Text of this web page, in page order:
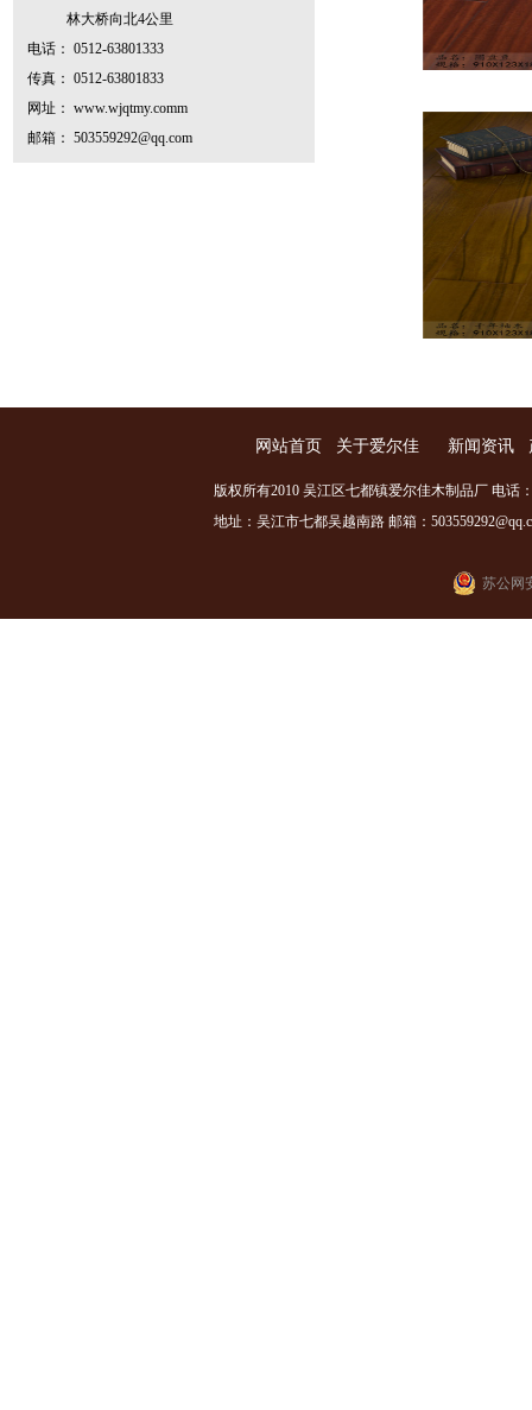
林大桥向北4公里
电话： 0512-63801333
传真： 0512-63801833
网址： www.wjqtmy.comm
邮箱： 503559292@qq.com
网站首页 关于爱尔佳 新闻资讯
版权所有2010 吴江区七都镇爱尔佳木制品厂 电话
地址：吴江市七都吴越南路 邮箱：
苏公网